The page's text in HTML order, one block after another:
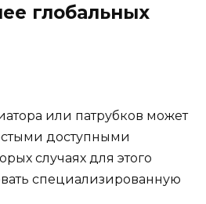
глобальных
или патрубков может
доступными
случаях для этого
специализированную